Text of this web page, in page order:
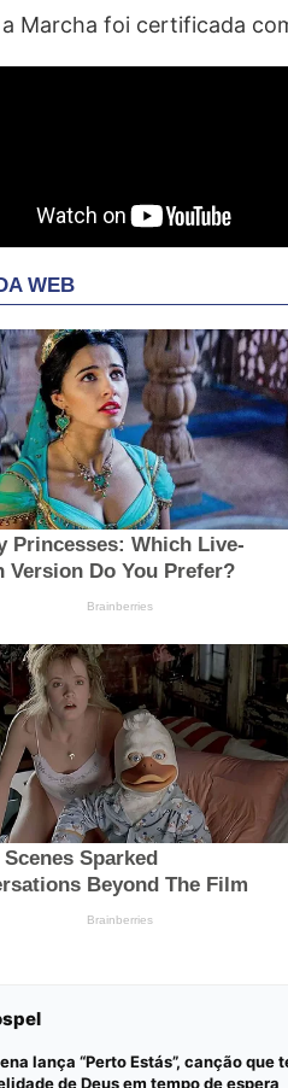
Marcha foi certificada
lança “Perto Estás”, canção que
de Deus em tempo de espera